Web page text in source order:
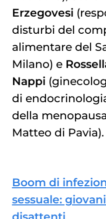
Erzegovesi
disturbi del
alimentare del
Milano) e
Nappi
di
della
Matteo di Pavia).
Boom di
sessuale:
disattenti